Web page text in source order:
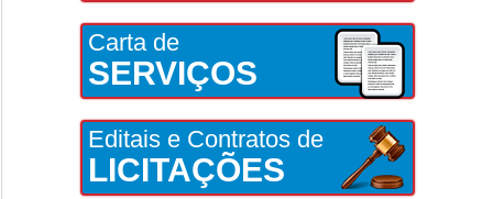
Carta de
SERVIÇOS
Editais e Contratos de
LICITAÇÕES